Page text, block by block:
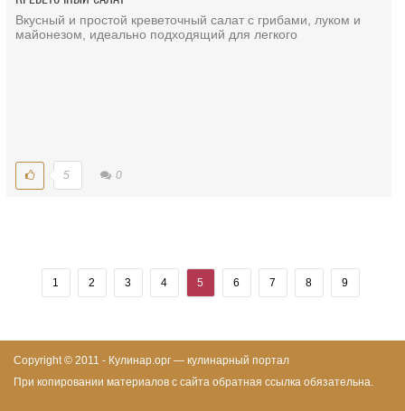
Вкусный и простой креветочный салат с грибами, луком и
майонезом, идеально подходящий для легкого
5 0
1 2 3 4 5 6 7 8 9
Copyright © 2011 - Кулинар.орг — кулинарный портал
При копировании материалов с сайта обратная ссылка обязательна.